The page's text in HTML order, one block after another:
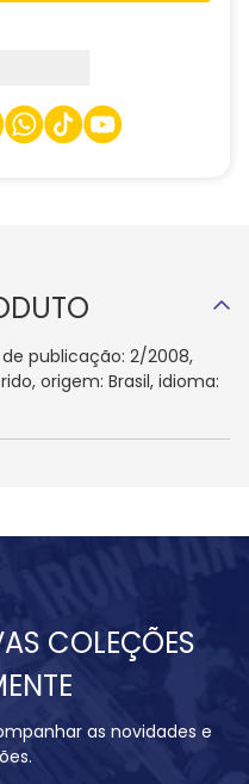
publicação: 2/2008,
origem: Brasil, idioma:
COLEÇÕES
as novidades e